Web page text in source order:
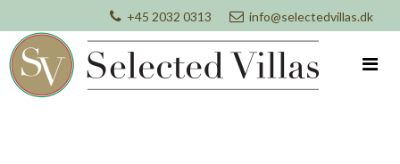
+45 2032 0313 info@selectedvillas.dk